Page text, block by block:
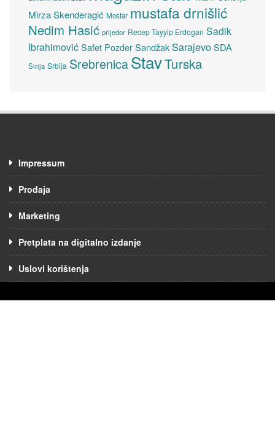
Mirza Skenderagić Mostar mustafa drnišlić
Nedim Hasić prijedor Recep Tayyip Erdogan Sadik
Ibrahimović Safet Pozder SandžakSarajevoSDA
Sirija Srbija SrebrenicaStavTurska
Impressum
Prodaja
Marketing
Pretplata na digitalno izdanje
Uslovi korištenja